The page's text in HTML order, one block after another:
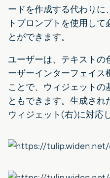
ードを作成する代わりに
トプロンプトを使用して
とができます。
ユーザーは、テキストの
ーザーインターフェイス
ことで、ウィジェットの
ともできます。生成さ
ウィジェット(右)に対応